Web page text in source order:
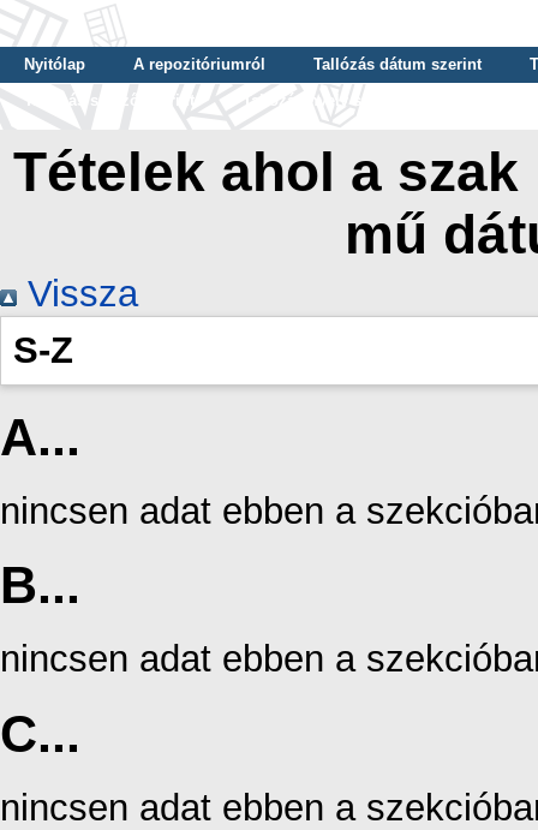
Nyitólap A repozitóriumról Tallózás dátum szerint
Tallózás szerző szerint
Tallózás nyelv szerint
Tételek ahol a
mű
Vissza
S-Z
A...
nincsen adat ebben a
B...
nincsen adat ebben a
C...
nincsen adat ebben a